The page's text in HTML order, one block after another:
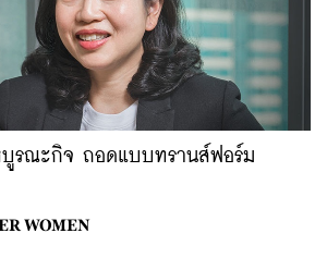
รณะกิจ ถอดแบบทรานส์ฟอร์ม
WOMEN